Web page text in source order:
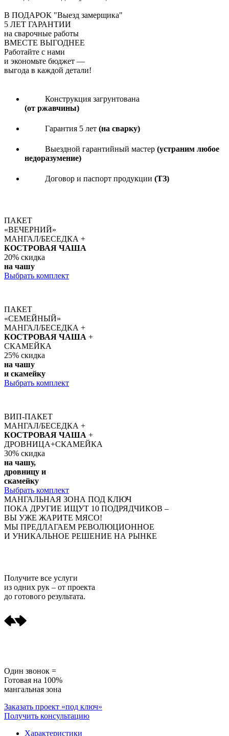
В ПОДАРОК "Выезд замерщика"
5 ЛЕТ ГАРАНТИИ
на сварочные работы
ВМЕСТЕ ВЫГОДНЕЕ
Работайте с нами
и экономьте бюджет —
выгода в каждой детали!
Конструкция загрунтована
(от ржавчины)
Гарантия 5 лет (на сварку)
Выездной гарантийный мастер (устраним любое
недоразумение)
Договор и паспорт продукции (ТЗ)
ПАКЕТ
«ВЕЧЕРНИЙ»
МАНГАЛ/БЕСЕДКА +
КОСТРОВАЯ ЧАША
20% скидка
на чашу
Выбрать комплект
ПАКЕТ
«СЕМЕЙНЫЙ»
МАНГАЛ/БЕСЕДКА +
КОСТРОВАЯ ЧАША +
СКАМЕЙКА
25% скидка
на чашу
и скамейку
Выбрать комплект
ВИП-ПАКЕТ
МАНГАЛ/БЕСЕДКА +
КОСТРОВАЯ ЧАША +
ДРОВНИЦА+СКАМЕЙКА
30% скидка
на чашу,
дровницу и
скамейку
Выбрать комплект
МАНГАЛЬНАЯ ЗОНА ПОД КЛЮЧ
ПОКА ДРУГИЕ ИЩУТ 10 ПОДРЯДЧИКОВ –
ВЫ УЖЕ ЖАРИТЕ МЯСО!
МЫ ПРЕДЛАГАЕМ РЕВОЛЮЦИОННОЕ
И УНИКАЛЬНОЕ РЕШЕНИЕ НА РЫНКЕ
Получите все услуги
из одних рук – от проекта
до готового результата.
Один звонок =
Готовая на 100%
мангальная зона
Заказать проект «под ключ»
Получить консультацию
Характеристики